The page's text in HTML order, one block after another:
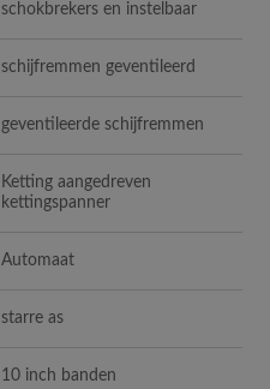
schokbrekers en instelbaar
schijfremmen geventileerd
geventileerde schijfremmen
Ketting aangedreven
kettingspanner
Automaat
starre as
10 inch banden